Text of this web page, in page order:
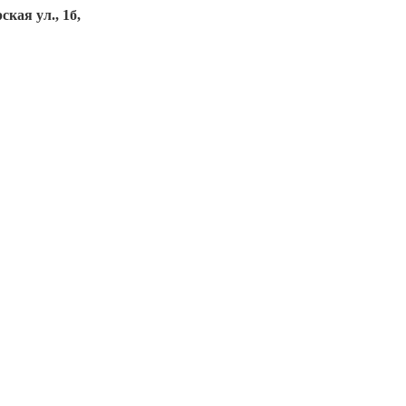
ул., 1б,